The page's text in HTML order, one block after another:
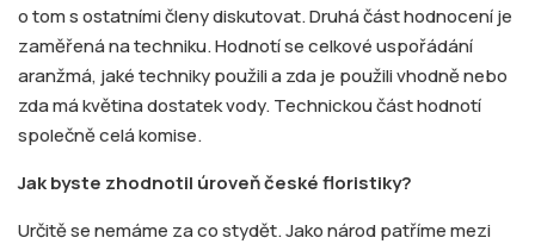
o tom s ostatními členy diskutovat. Druhá část hodnocení je
zaměřená na techniku. Hodnotí se celkové uspořádání
aranžmá, jaké techniky použili a zda je použili vhodně nebo
zda má květina dostatek vody. Technickou část hodnotí
společně celá komise.
Jak byste zhodnotil úroveň české floristiky?
Určitě se nemáme za co stydět. Jako národ patříme mezi